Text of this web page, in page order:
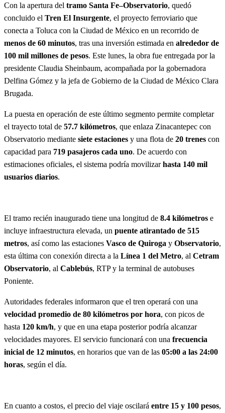
Con la apertura del tramo Santa Fe–Observatorio, quedó
concluido el Tren El Insurgente, el proyecto ferroviario que
conecta a Toluca con la Ciudad de México en un recorrido de
menos de 60 minutos, tras una inversión estimada en alrededor de
100 mil millones de pesos. Este lunes, la obra fue entregada por la
presidente Claudia Sheinbaum, acompañada por la gobernadora
Delfina Gómez y la jefa de Gobierno de la Ciudad de México Clara
Brugada.
La puesta en operación de este último segmento permite completar
el trayecto total de 57.7 kilómetros, que enlaza Zinacantepec con
Observatorio mediante siete estaciones y una flota de 20 trenes con
capacidad para 719 pasajeros cada uno. De acuerdo con
estimaciones oficiales, el sistema podría movilizarhasta 140 mil
usuarios diarios.
El tramo recién inaugurado tiene una longitud de 8.4 kilómetros e
incluye infraestructura elevada, un puente atirantado de 515
metros, así como las estaciones Vasco de Quiroga y Observatorio,
esta última con conexión directa a la Línea 1 del Metro, al Cetram
Observatorio, al Cablebús, RTP y la terminal de autobuses
Poniente.
Autoridades federales informaron que el tren operará con una
velocidad promedio de 80 kilómetros por hora, con picos de
hasta 120 km/h, y que en una etapa posterior podría alcanzar
velocidades mayores. El servicio funcionará con una frecuencia
inicial de 12 minutos, en horarios que van de las 05:00 a las 24:00
horas, según el día.
En cuanto a costos, el precio del viaje oscilará entre 15 y 100 pesos,